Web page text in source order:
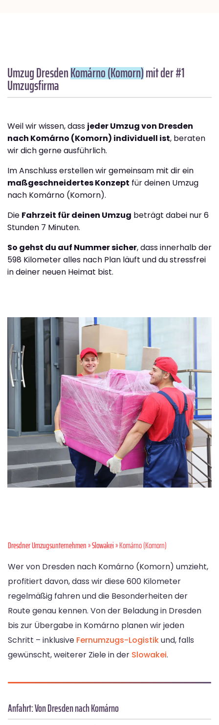
Umzug DresdenKomárno (Komorn)mit der #1
Umzugsfirma
Weil wir wissen, dass jeder Umzug von Dresden
nach Komárno (Komorn) individuell ist, beraten
wir dich gerne ausführlich.
Im Anschluss erstellen wir gemeinsam mit dir ein
maßgeschneidertes Konzept für deinen Umzug
nach Komárno (Komorn).
Die Fahrzeit für deinen Umzug beträgt dabei nur 6
Stunden 7 Minuten.
So gehst du auf Nummer sicher, dass innerhalb der
598 Kilometer alles nach Plan läuft und du stressfrei
in deiner neuen Heimat bist.
Dresdner Umzugsunternehmen»Slowakei» Komárno (Komorn)
Wer von Dresden nach Komárno (Komorn) umzieht,
profitiert davon, dass wir diese 600 Kilometer
regelmäßig fahren und die Besonderheiten der
Route genau kennen. Von der Beladung in Dresden
bis zur Übergabe in Komárno planen wir jeden
Schritt – inklusive Fernumzugs-Logistikund, falls
gewünscht, weiterer Ziele in der Slowakei.
Anfahrt: Von Dresden nach Komárno